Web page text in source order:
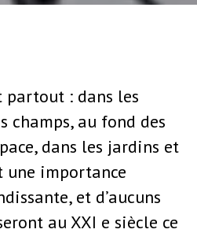
partout : dans les
champs, au fond des
dans les jardins et
une importance
et d’aucuns
au XXI e siècle ce